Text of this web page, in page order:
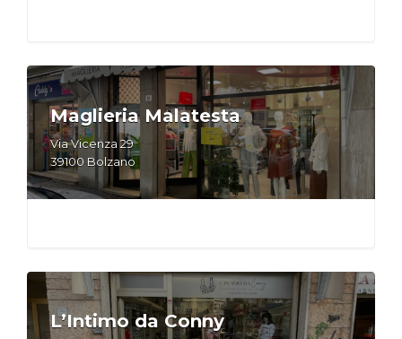
Maglieria Malatesta
Via Vicenza 29
39100 Bolzano
L’Intimo da Conny